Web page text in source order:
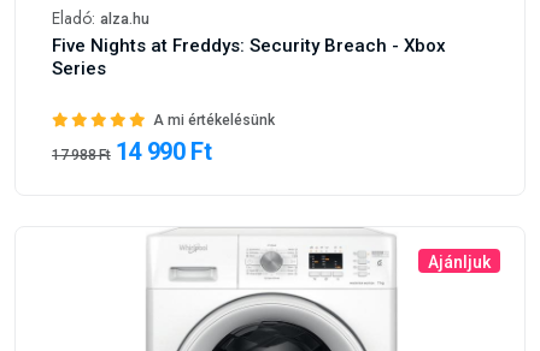
Eladó: alza.hu
Five Nights at Freddys: Security Breach - Xbox
Series
A mi értékelésünk
17 988 Ft 14 990 Ft
Ajánljuk